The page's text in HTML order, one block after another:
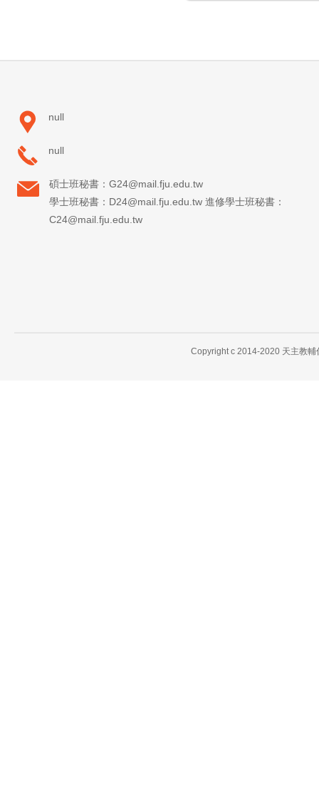
null
null
碩士班秘書：G24@mail.fju.edu.tw
學士班秘書：D24@mail.fju.edu.tw 進修學士班秘書：
C24@mail.fju.edu.tw
Copyright c 2014-2020 天主教